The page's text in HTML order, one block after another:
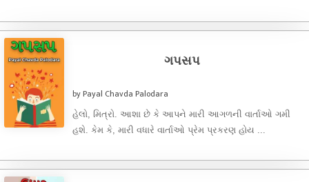
ગપસપ
by Payal Chavda Palodara
હેલો, મિત્રો. આશા છે કે આપને મારી આગળની વાર્તાઓ ગમી
હશે. કેમ કે, મારી વધારે વાર્તાઓ પ્રેમ પ્રકરણ હોય ...